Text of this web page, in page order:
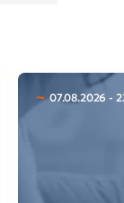
07.08.2026 -